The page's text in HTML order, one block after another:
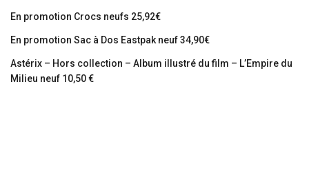
En promotion Crocs neufs 25,92€
En promotion Sac à Dos Eastpak neuf 34,90€
Astérix – Hors collection – Album illustré du film – L’Empire du
Milieu neuf 10,50 €